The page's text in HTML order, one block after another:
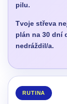
pilu.
Tvoje střeva
plán na 30 dní
nedráždil/a.
RUTINA